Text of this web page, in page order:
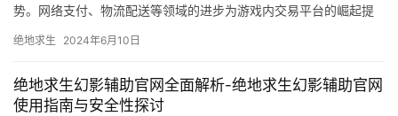
势。网络支付、物流配送等领域的进步为游戏内交易平台的崛起提
绝地求生 2024年6月10日
绝地求生幻影辅助官网全面解析-绝地求生幻影辅助官网
使用指南与安全性探讨